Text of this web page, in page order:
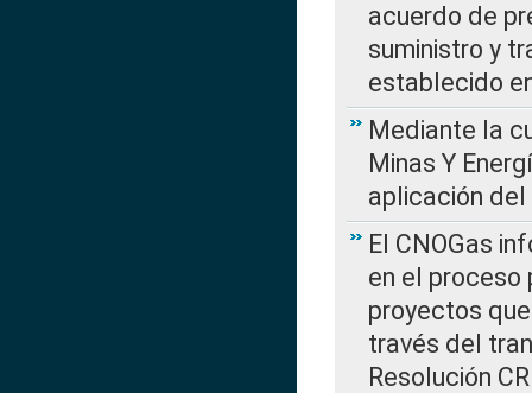
acuerdo de
suministro y
establecido
Mediante la
Minas Y
aplicación
El CNOGas
en el proceso
proyectos
través del
Resolución